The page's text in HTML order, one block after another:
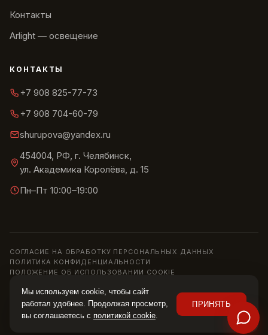
Контакты
Arlight — освещение
КОНТАКТЫ
+7 908 825-77-73
+7 908 704-60-79
shurupova@yandex.ru
454004, РФ, г. Челябинск,
ул. Академика Королёва, д. 15
Пн–Пт 10:00–19:00
СОГЛАСИЕ НА ОБРАБОТКУ ПЕРСОНАЛЬНЫХ ДАННЫХ
ПОЛИТИКА КОНФИДЕНЦИАЛЬНОСТИ
ПОЛОЖЕНИЕ ОБ ИСПОЛЬЗОВАНИИ COOKIE
Информация на сайте носит справочный характер и не является
публичной офертой (ст. 437 ГК РФ). Цены, наличие и характеристики
уточняйте у менеджера.
Мы используем cookie, чтобы сайт
работал удобнее. Продолжая просмотр,
вы соглашаетесь с политикой cookie.
ПРИНЯТЬ